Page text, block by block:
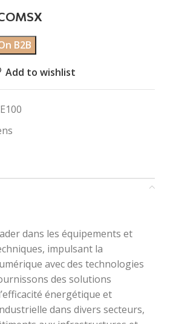
B2B
Add to wishlist
dans les équipements et
impulsant la
avec des technologies
des solutions
énergétique et
dans divers secteurs,